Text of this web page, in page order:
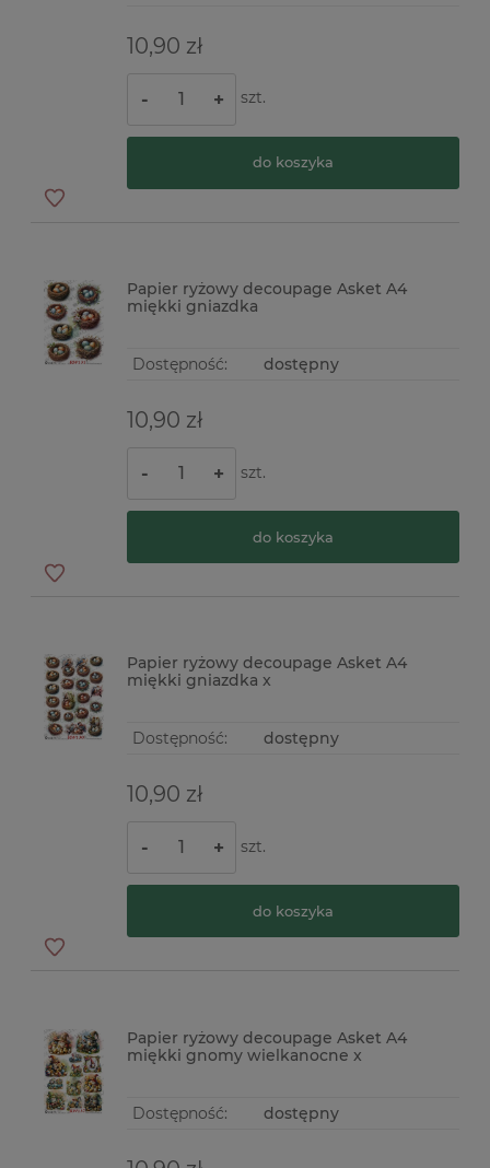
10,90 zł
- + szt.
do koszyka
Papier ryżowy decoupage Asket A4
miękki gniazdka
Dostępność: dostępny
10,90 zł
- + szt.
do koszyka
Papier ryżowy decoupage Asket A4
miękki gniazdka x
Dostępność: dostępny
10,90 zł
- + szt.
do koszyka
Papier ryżowy decoupage Asket A4
miękki gnomy wielkanocne x
Dostępność: dostępny